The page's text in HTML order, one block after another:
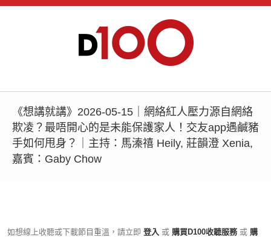
《想講就講》2026-05-15｜網絡紅人壓力源自網絡
欺凌？最唔開心的是未能保護家人！交友app遇鹹豬
手如何甩身？｜主持：馬溱禧 Heily, 莊韻澄 Xenia,
嘉賓：Gaby Chow
如想線上收聽或下載節目重溫，請立即 登入 或 購買D100收聽服務 或 購